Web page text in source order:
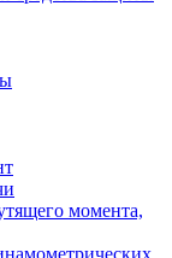
момента,